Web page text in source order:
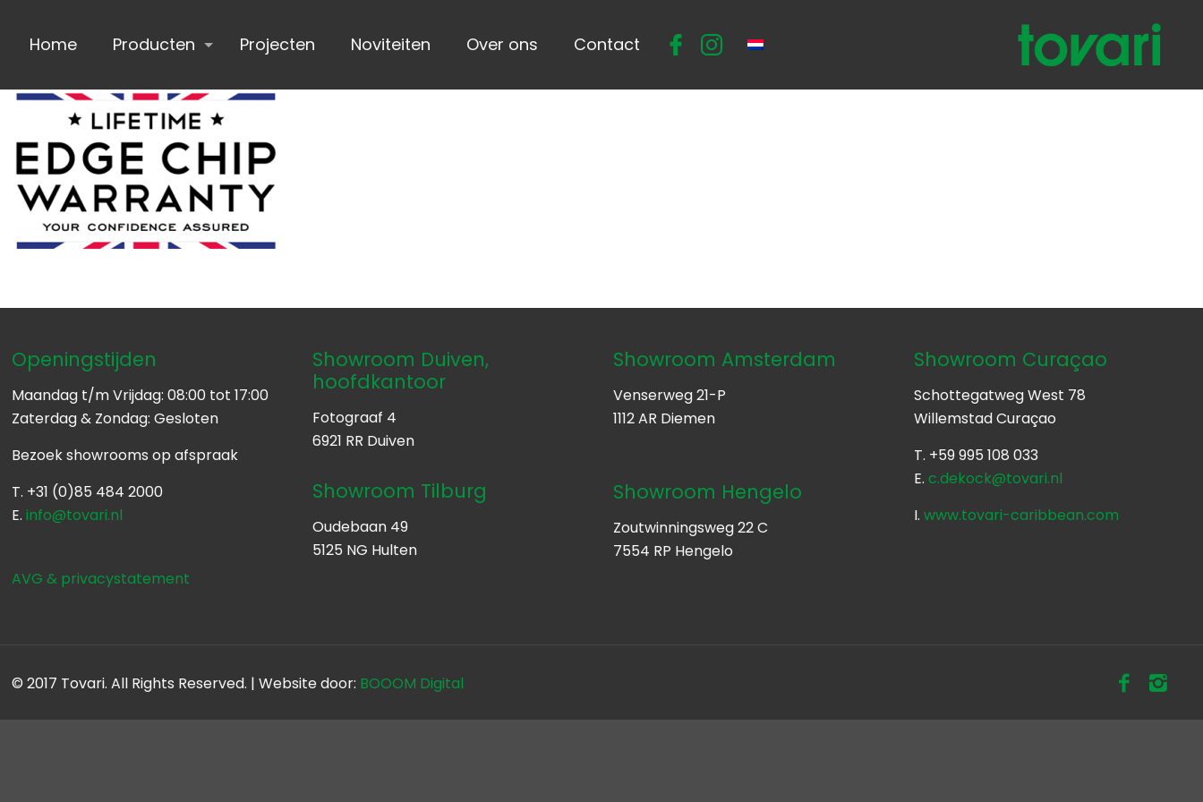
Home Producten Projecten Noviteiten Over ons Contact
Openingstijden
Maandag t/m Vrijdag: 08:00 tot 17:00
Zaterdag & Zondag: Gesloten
Bezoek showrooms op afspraak
T. +31 (0)85 484 2000
E.info@tovari.nl
AVG & privacystatement
Showroom Duiven,
hoofdkantoor
Fotograaf 4
6921 RR Duiven
Showroom Tilburg
Oudebaan 49
5125 NG Hulten
Showroom Amsterdam
Venserweg 21-P
1112 AR Diemen
Showroom Hengelo
Zoutwinningsweg 22 C
7554 RP Hengelo
Showroom Curaçao
Schottegatweg West 78
Willemstad Curaçao
T. +59 995 108 033
E.c.dekock@tovari.nl
I.www.tovari-caribbean.com
© 2017 Tovari. All Rights Reserved. | Website door: BOOOM Digital